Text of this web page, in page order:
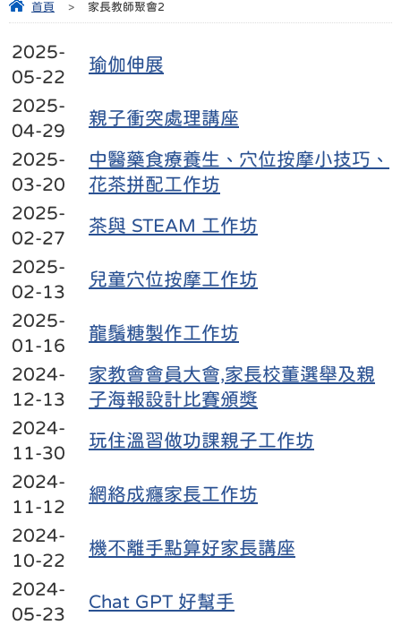
首頁 > 家長教師聚會2
2025-
05-22
瑜伽伸展
2025-
04-29
親子衝突處理講座
2025-
03-20
中醫藥食療養生、穴位按摩小技巧、
花茶拼配工作坊
2025-
02-27
茶與 STEAM 工作坊
2025-
02-13
兒童穴位按摩工作坊
2025-
01-16
龍鬚糖製作工作坊
2024-
12-13
家教會會員大會,家長校董選舉及親
子海報設計比賽頒獎
2024-
11-30
玩住溫習做功課親子工作坊
2024-
11-12
網絡成癮家長工作坊
2024-
10-22
機不離手點算好家長講座
2024-
05-23
Chat GPT 好幫手